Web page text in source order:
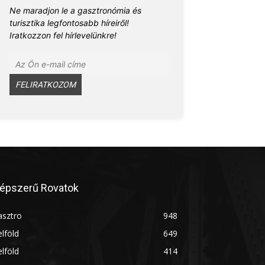
Ne maradjon le a gasztronómia és
turisztika legfontosabb híreiről!
Iratkozzon fel hírlevelünkre!
Rovatok
948
649
414